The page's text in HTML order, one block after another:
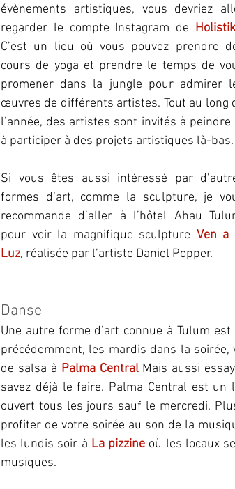
évènements artistiques, vous devriez
regarder le compte Instagram de
C’est un lieu où vous pouvez prendre
cours de yoga et prendre le temps de
promener dans la jungle pour admirer
œuvres de différents artistes. Tout au long
l’année, des artistes sont invités à peindre
à participer à des projets artistiques là-bas.
Si vous êtes aussi intéressé par
formes d’art, comme la sculpture, je
recommande d’aller à l’hôtel Ahau
pour voir la magnifique sculpture Ven a
Luz, réalisée par l’artiste Daniel Popper.
Danse
Une autre forme d’art connue à Tulum
précédemment, les mardis dans la
de salsa à Palma Central Mais aussi
savez déjà le faire. Palma Central est
ouvert tous les jours sauf le mercredi.
profiter de votre soirée au son de la
les lundis soir à La pizzine où les locaux
musiques.